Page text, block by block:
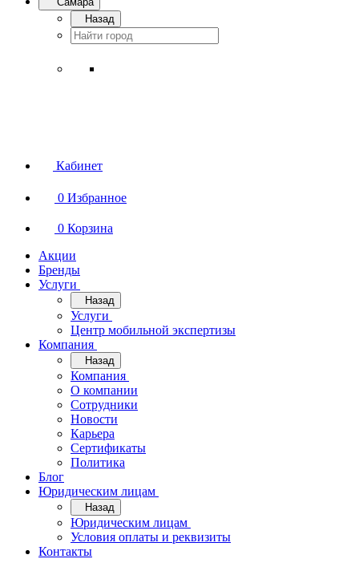
Назад
Кабинет
0 Избранное
0 Корзина
Акции
Бренды
Услуги
Назад
Услуги
Центр мобильной экспертизы
Компания
Назад
Компания
О компании
Сотрудники
Новости
Карьера
Сертификаты
Политика
Блог
Юридическим лицам
Назад
Юридическим лицам
Условия оплаты и реквизиты
Контакты